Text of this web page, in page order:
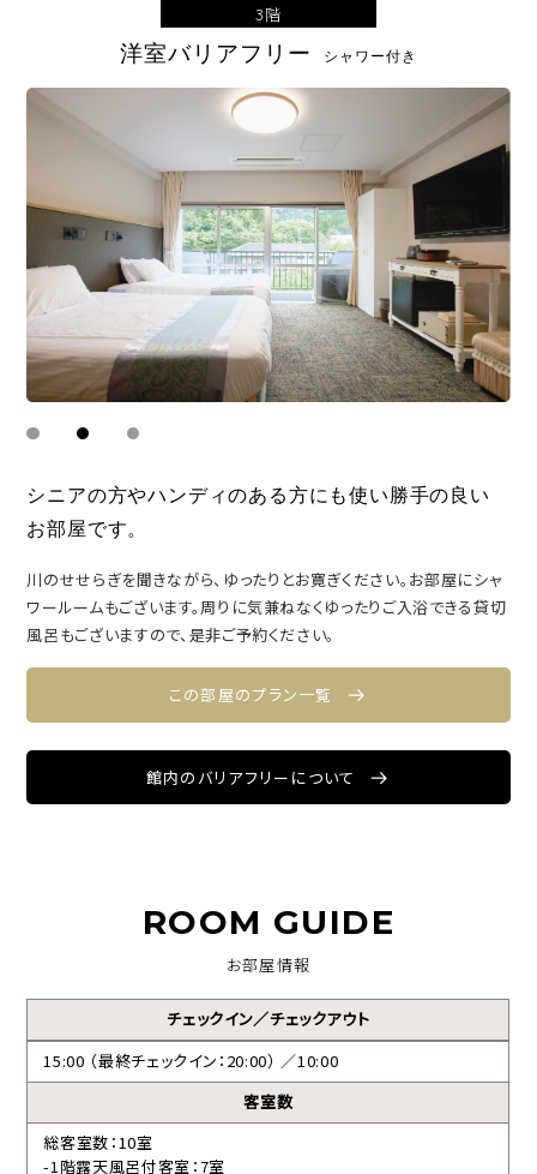
3階
洋室バリアフリー シャワー付き
シニアの方やハンディのある方にも使い勝手の良い
お部屋です。
川のせせらぎを聞きながら、ゆったりとお寛ぎください。お部屋にシャ
ワールームもございます。周りに気兼ねなくゆったりご入浴できる貸切
風呂もございますので、是非ご予約ください。
この部屋のプラン一覧
館内のバリアフリーについて
ROOM GUIDE
お部屋情報
チェックイン／チェックアウト
15:00 （最終チェックイン：20:00） ／10:00
客室数
総客室数：10室
-1階露天風呂付客室：7室